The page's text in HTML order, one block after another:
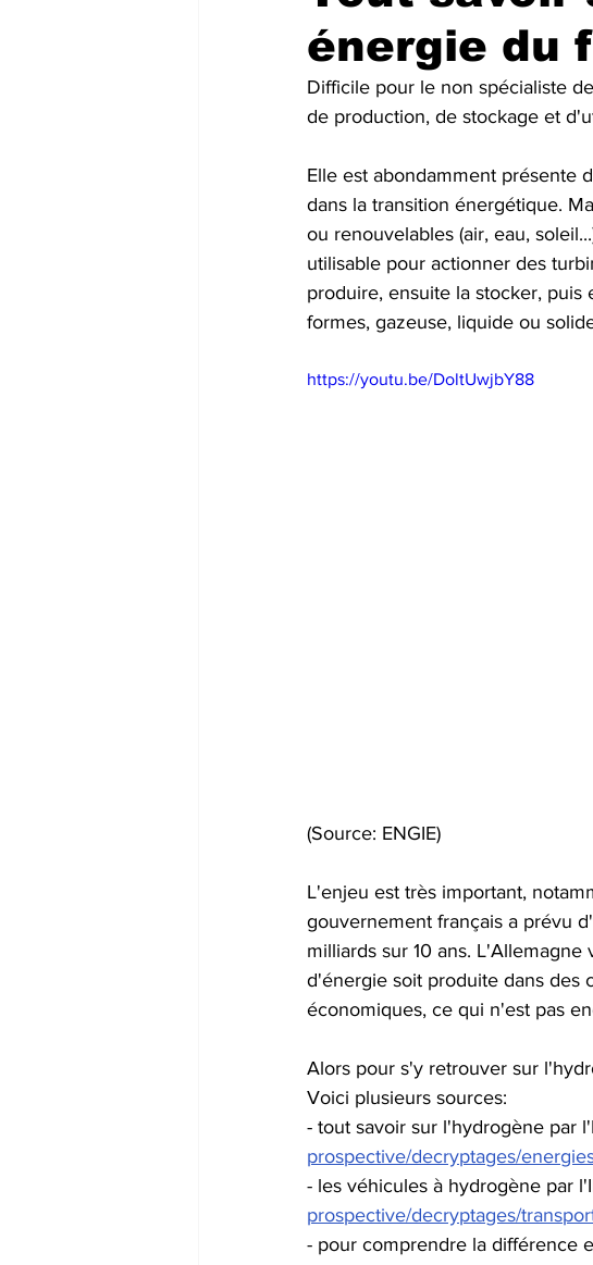
Futuristic companies Africa Fun
énergie du
Difficile pour le non spécialiste
de production, de stockage et
Elle est abondamment présente
dans la transition énergétique.
ou renouvelables (air, eau,
utilisable pour actionner des
produire, ensuite la stocker,
formes, gazeuse, liquide ou
https://youtu.be/DoltUwjbY88
(Source: ENGIE)
L'enjeu est très important,
gouvernement français a prévu
milliards sur 10 ans.
d'énergie soit produite dans des
économiques, ce qui n'est pas
Alors pour s'y retrouver sur
Voici plusieurs sources:
- tout savoir sur l'hydrogène par
prospective/decryptages/
- les véhicules à hydrogène par
prospective/decryptages/
- pour comprendre la différence